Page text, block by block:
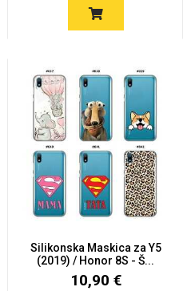
Silikonska Maskica za Y5
(2019) / Honor 8S - Š...
10,90 €
Auto - Moto motivi
Citati & Stihovi